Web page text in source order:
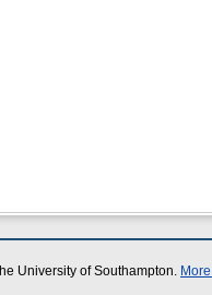
University of Southampton.